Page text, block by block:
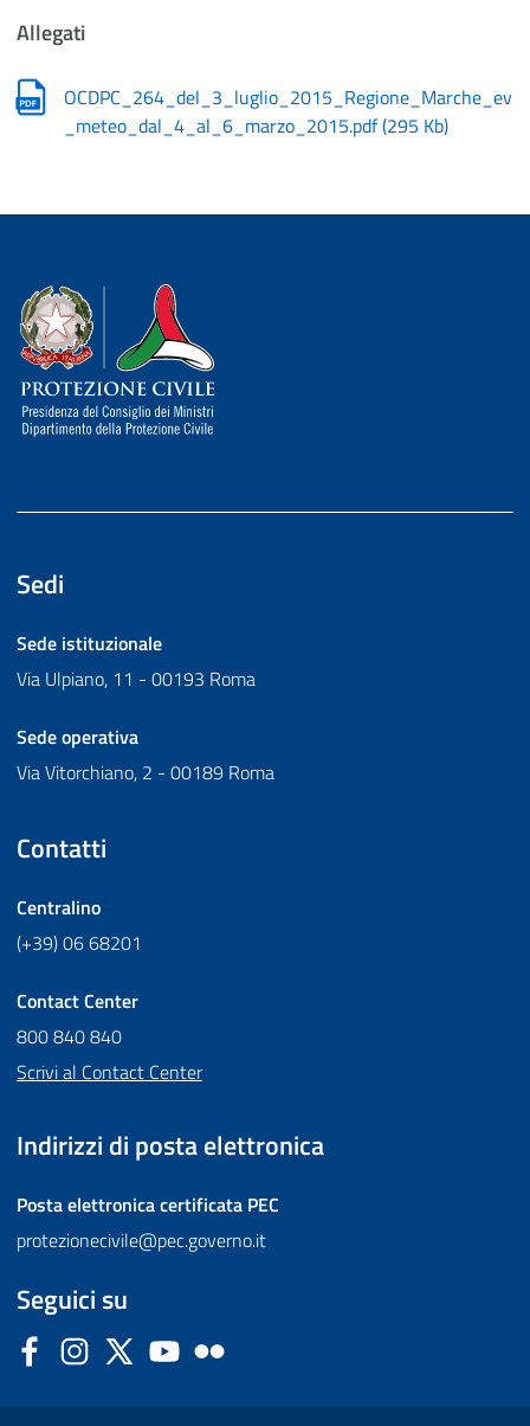
Allegati
OCDPC_264_del_3_luglio_2015_Regione_Marche_ev
_meteo_dal_4_al_6_marzo_2015.pdf(295 Kb)
Dipartimento della Protezione Civile
Sedi
Sede istituzionale
Via Ulpiano, 11 - 00193 Roma
Sede operativa
Via Vitorchiano, 2 - 00189 Roma
Contatti
Centralino
(+39) 06 68201
Contact Center
800 840 840
Scrivi al Contact Center
Indirizzi di posta elettronica
Posta elettronica certificata PEC
protezionecivile@pec.governo.it
Seguici su
FacebookInstagram
Twitter YouTube